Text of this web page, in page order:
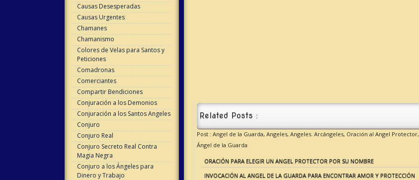
Causas Desesperadas
Causas Urgentes
Chamanes
Chamanismo
Colores de Velas para Santos y
Peticiones
Comadronas
Comerciantes
Compartir Bendiciones
Conjuración a los Demonios
Conjuración a los Santos Angeles
Conjuro
Conjuro Real
Conjuro Secreto Real Contra
Magia Negra
Conjuro a los Ángeles para
Dinero y Trabajo
Related Posts :
Post : Angel de la Guarda, Angeles, Angeles. Arcángeles, Oración al Angel Protector,
Ángel de la Guarda
ORACIÓN PARA ELEGIR UN ANGEL PROTECTOR POR SU NOMBRE
INVOCACIÓN AL ANGEL DE LA GUARDA PARA ENCONTRAR AMOR Y PROTECCIÓN